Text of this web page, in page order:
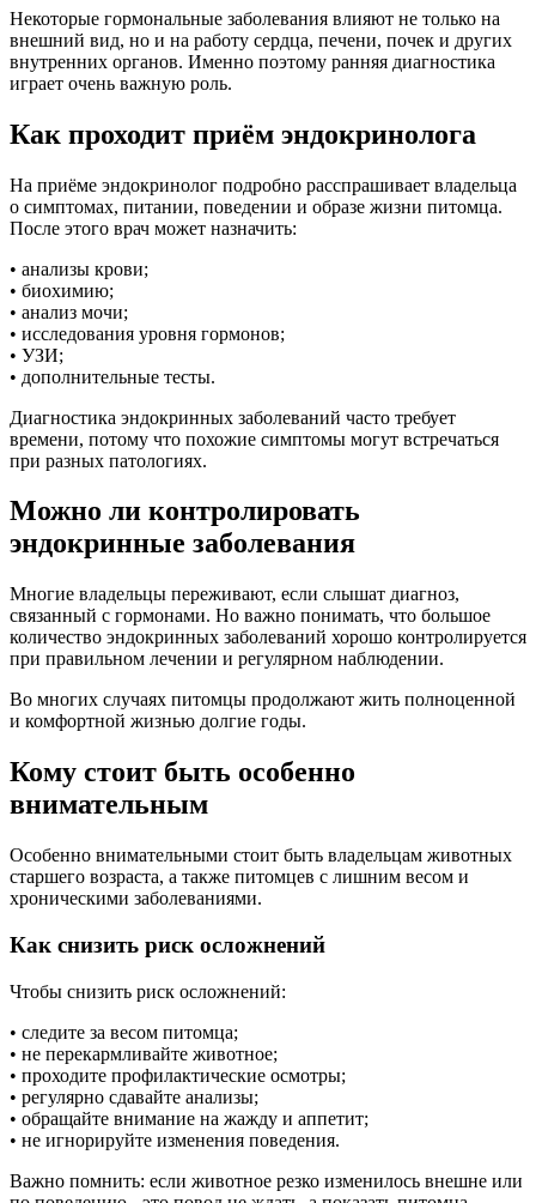
Некоторые гормональные заболевания влияют не только на
внешний вид, но и на работу сердца, печени, почек и других
внутренних органов. Именно поэтому ранняя диагностика
играет очень важную роль.
Как проходит приём эндокринолога
На приёме эндокринолог подробно расспрашивает владельца
о симптомах, питании, поведении и образе жизни питомца.
После этого врач может назначить:
• анализы крови;
• биохимию;
• анализ мочи;
• исследования уровня гормонов;
• УЗИ;
• дополнительные тесты.
Диагностика эндокринных заболеваний часто требует
времени, потому что похожие симптомы могут встречаться
при разных патологиях.
Можно ли контролировать
эндокринные заболевания
Многие владельцы переживают, если слышат диагноз,
связанный с гормонами. Но важно понимать, что большое
количество эндокринных заболеваний хорошо контролируется
при правильном лечении и регулярном наблюдении.
Во многих случаях питомцы продолжают жить полноценной
и комфортной жизнью долгие годы.
Кому стоит быть особенно
внимательным
Особенно внимательными стоит быть владельцам животных
старшего возраста, а также питомцев с лишним весом и
хроническими заболеваниями.
Как снизить риск осложнений
Чтобы снизить риск осложнений:
• следите за весом питомца;
• не перекармливайте животное;
• проходите профилактические осмотры;
• регулярно сдавайте анализы;
• обращайте внимание на жажду и аппетит;
• не игнорируйте изменения поведения.
Важно помнить: если животное резко изменилось внешне или